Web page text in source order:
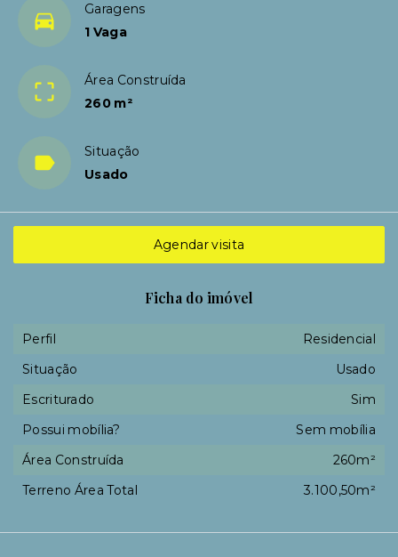
Garagens
1 Vaga
Área Construída
260 m²
Situação
Usado
Agendar visita
Ficha do imóvel
Perfil
Residencial
Situação
Usado
Escriturado
Sim
Possui mobília?
Sem mobília
Área Construída
260m²
Terreno Área Total
3.100,50m²